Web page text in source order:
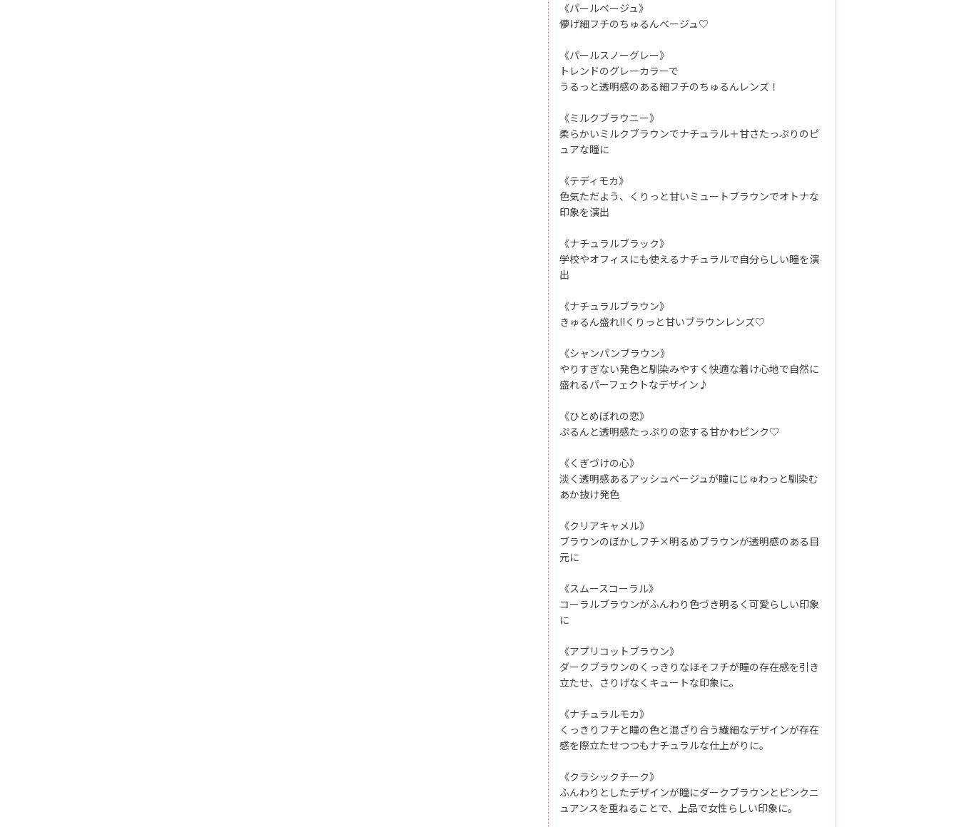
《パールベージュ》
儚げ細フチのちゅるんベージュ♡
《パールスノーグレー》
トレンドのグレーカラーで
うるっと透明感のある細フチのちゅるんレンズ！
《ミルクブラウニー》
柔らかいミルクブラウンでナチュラル＋甘さたっぷりのピ
ュアな瞳に
《テディモカ》
色気ただよう、くりっと甘いミュートブラウンでオトナな
印象を演出
《ナチュラルブラック》
学校やオフィスにも使えるナチュラルで自分らしい瞳を演
出
《ナチュラルブラウン》
きゅるん盛れ!!くりっと甘いブラウンレンズ♡
《シャンパンブラウン》
やりすぎない発色と馴染みやすく快適な着け心地で自然に
盛れるパーフェクトなデザイン♪
《ひとめぼれの恋》
ぷるんと透明感たっぷりの恋する甘かわピンク♡
《くぎづけの心》
淡く透明感あるアッシュベージュが瞳にじゅわっと馴染む
あか抜け発色
《クリアキャメル》
ブラウンのぼかしフチ×明るめブラウンが透明感のある目
元に
《スムースコーラル》
コーラルブラウンがふんわり色づき明るく可愛らしい印象
に
《アプリコットブラウン》
ダークブラウンのくっきりなほそフチが瞳の存在感を引き
立たせ、さりげなくキュートな印象に。
《ナチュラルモカ》
くっきりフチと瞳の色と混ざり合う繊細なデザインが存在
感を際立たせつつもナチュラルな仕上がりに。
《クラシックチーク》
ふんわりとしたデザインが瞳にダークブラウンとピンクニ
ュアンスを重ねることで、上品で女性らしい印象に。